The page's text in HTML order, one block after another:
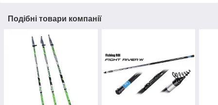
Подібні товари компанії